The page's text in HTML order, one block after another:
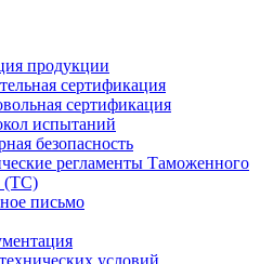
продукции
сертификация
сертификация
испытаний
безопасность
регламенты Таможенного
(ТС)
письмо
условий